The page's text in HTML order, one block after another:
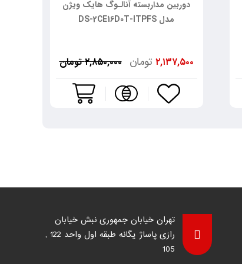
دوربین مداربسته آنالـوگ هایک ویژن
مدل DS-2CE16D0T-ITPFS
۲,۱۳۷,۵۰۰ تومان ۲,۸۵۰,۰۰۰ تومان
تهران خیابان جمهوری نبش خیابان
رازی پاساژ یگانه طبقه اول واحد 122 ,
105